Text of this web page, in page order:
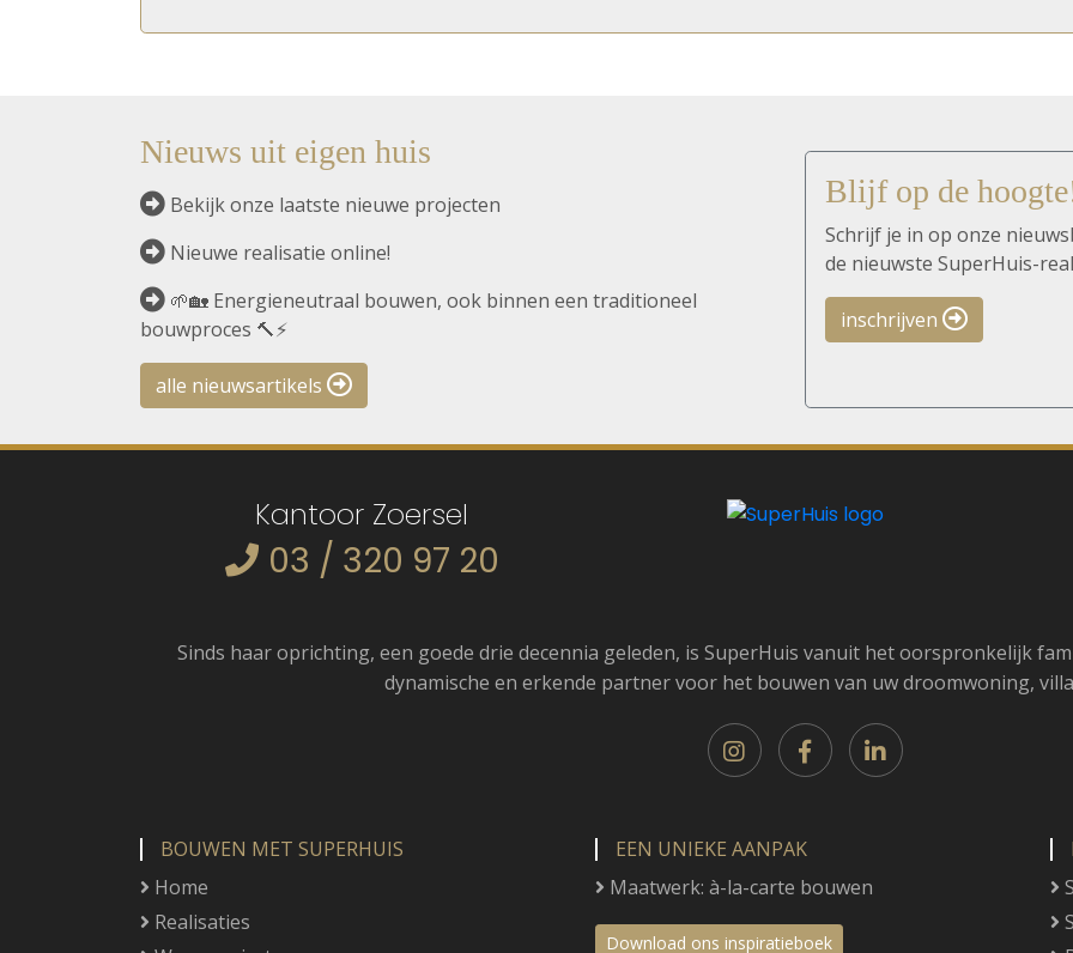
Nieuws uit eigen huis
Bekijk onze laatste nieuwe projecten
Nieuwe realisatie online!
🌱🏡 Energieneutraal bouwen, ook binnen een traditioneel
bouwproces 🔨⚡
alle nieuwsartikels
Blijf op de
Schrijf je in op onze
de nieuwste SuperHuis-
inschrijven
Kantoor Zoersel
03 / 320 97 20
Sinds haar oprichting, een goede drie decennia geleden, is SuperHuis vanuit het oorspronkelijk
dynamische en erkende partner voor het bouwen van uw droomwoning,
BOUWEN MET SUPERHUIS
Home
Realisaties
EEN UNIEKE AANPAK
Maatwerk: à-la-carte bouwen
Download ons inspiratieboek